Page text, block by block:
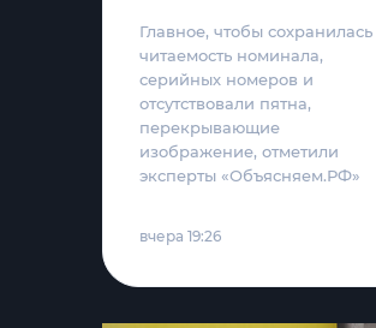
Главное, чтобы сохранилась
читаемость номинала,
серийных номеров и
отсутствовали пятна,
перекрывающие
изображение, отметили
эксперты «Объясняем.РФ»
вчера 19:26